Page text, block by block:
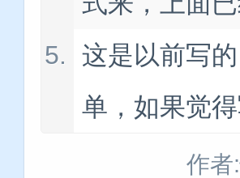
这是以前写
单，如果觉
作者